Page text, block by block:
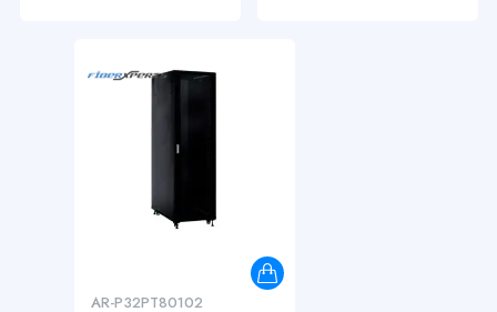
AR-P32PT80102